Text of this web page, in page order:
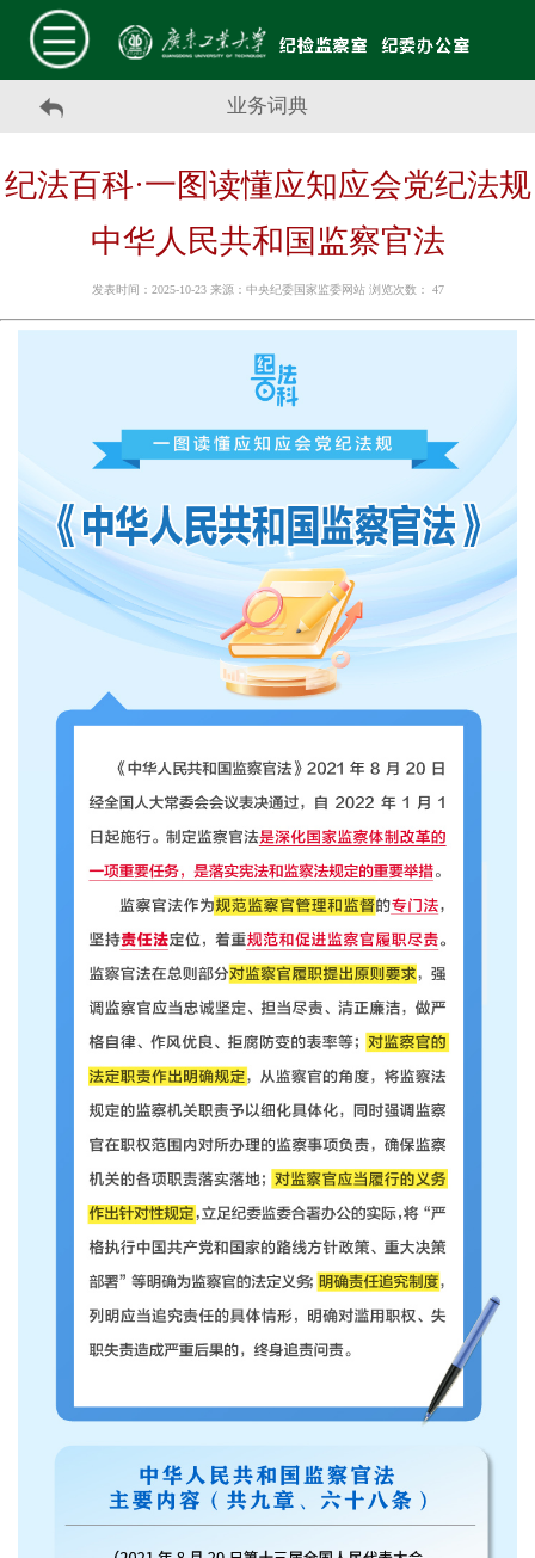
业务词典
纪法百科·一图读懂应知应会党纪法规
中华人民共和国监察官法
发表时间：2025-10-23 来源：中央纪委国家监委网站 浏览次数： 47